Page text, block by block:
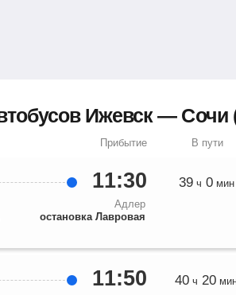
Ижевск — Сочи
Прибытие В пути
11:30
Адлер
остановка Лавровая
39ч 0мин
11:50 40 ч 20